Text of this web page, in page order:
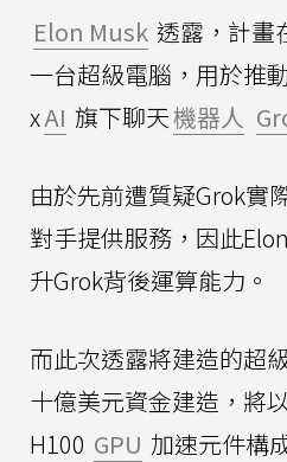
Elon Musk 透露，計畫
一台超級電腦，用於推
xAI 旗下聊天機器人
由於先前遭質疑Grok實
對手提供服務，因此
升Grok背後運算能力。
而此次透露將建造的超
十億美元資金建造，將
H100 GPU 加速元件構